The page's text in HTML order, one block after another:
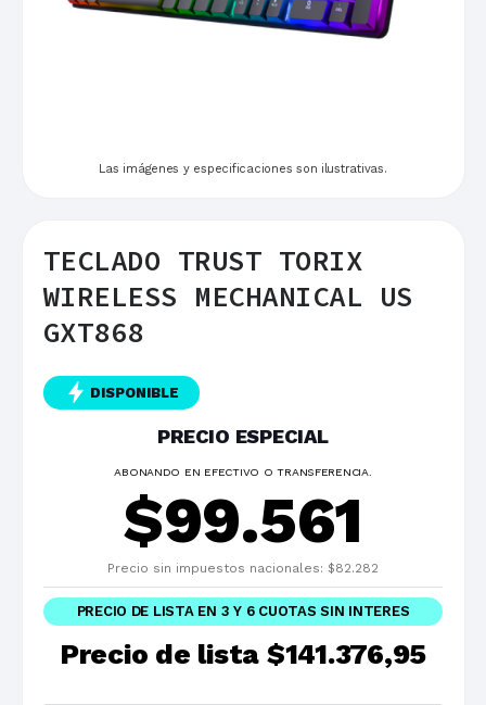
Las imágenes y especificaciones son ilustrativas.
TECLADO TRUST TORIX
WIRELESS MECHANICAL US
GXT868
DISPONIBLE
PRECIO ESPECIAL
ABONANDO EN EFECTIVO O TRANSFERENCIA.
$99.561
Precio sin impuestos nacionales: $82.282
PRECIO DE LISTA EN 3 Y 6 CUOTAS SIN INTERES
Precio de lista $141.376,95